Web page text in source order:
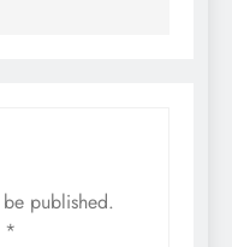
published.
*